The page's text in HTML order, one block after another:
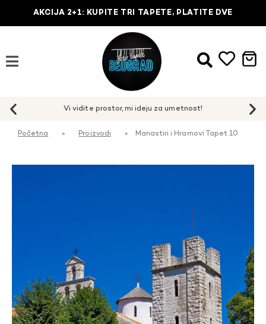
AKCIJA 2+1: KUPITE TRI TAPETE, PLATITE DVE
Početna » Proizvodi » Manastiri i Hramovi Tapet 10